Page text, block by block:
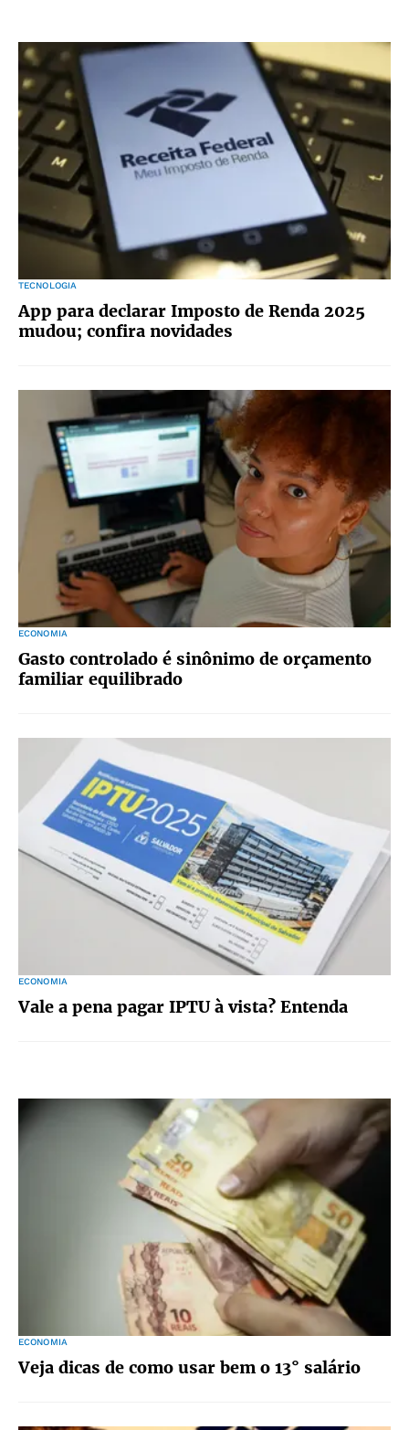
TECNOLOGIA
App para declarar Imposto de Renda 2025
mudou; confira novidades
ECONOMIA
Gasto controlado é sinônimo de orçamento
familiar equilibrado
ECONOMIA
Vale a pena pagar IPTU à vista? Entenda
ECONOMIA
Veja dicas de como usar bem o 13° salário